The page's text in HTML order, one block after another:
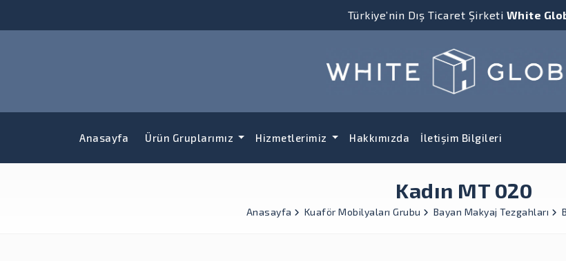
Türkiye’nin Dış Ticaret Şirketi White
Anasayfa Ürün Gruplarımız Hizmetlerimiz Hakkımızda İletişim Bilgileri
Kadın MT 020
Anasayfa Kuaför Mobilyaları Grubu Bayan Makyaj Tezgahları